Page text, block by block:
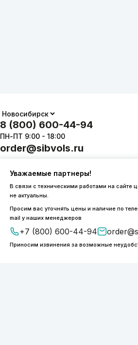
Уважаемые партнеры!
В связи с техническими работами на сайте
не актуальны.
Просим вас уточнять цены и наличие по
mail у наших менеджеров
+7 (800) 600-44-94
Приносим извинения за возможные
8 (800) 600-44-94
ПН-ПТ 9:00 - 18:00
order@sibvols.ru
Подписаться